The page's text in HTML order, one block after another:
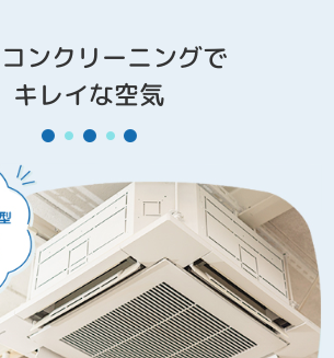
ンクリーニングで
キレイな空気